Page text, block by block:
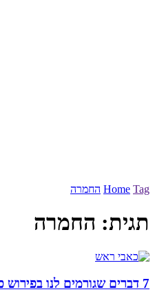
Home Tag החמרה
תגית: החמרה
7 דברים שגורמים לנו בפירוש כאבי ראש ואנו ממשיכים לעשות אותם